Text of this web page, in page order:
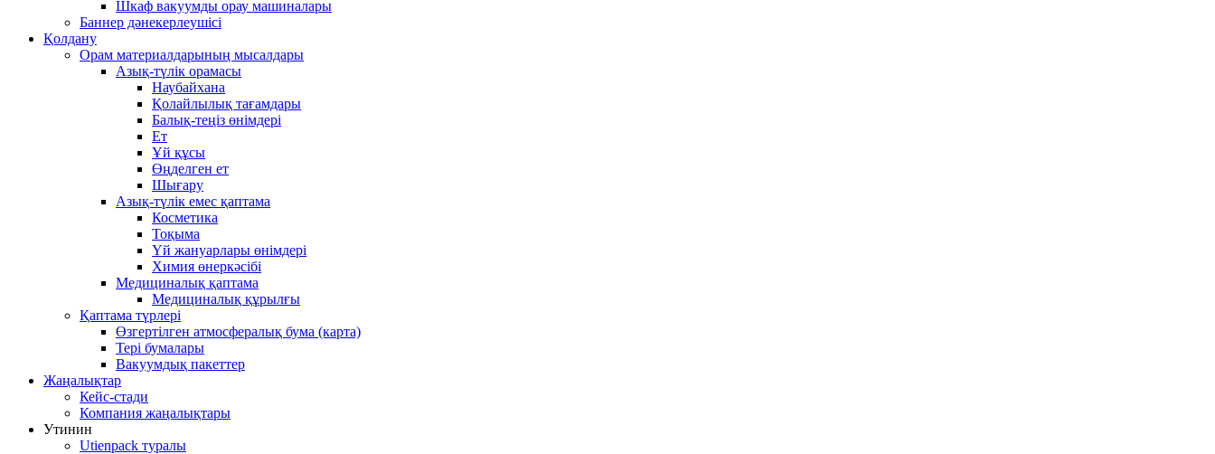
Шкаф вакуумды орау машиналары
Баннер дәнекерлеушісі
Қолдану
Орам материалдарының мысалдары
Азық-түлік орамасы
Наубайхана
Қолайлылық тағамдары
Балық-теңіз өнімдері
Ет
Ұй құсы
Өңделген ет
Шығару
Азық-түлік емес қаптама
Косметика
Тоқыма
Үй жануарлары өнімдері
Химия өнеркәсібі
Медициналық қаптама
Медициналық құрылғы
Қаптама түрлері
Өзгертілген атмосфералық бума (карта)
Тері бумалары
Вакуумдық пакеттер
Жаңалықтар
Кейс-стади
Компания жаңалықтары
Утинин
Utienpack туралы